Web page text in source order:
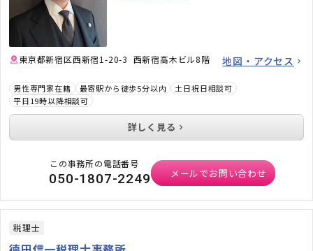
東京都新宿区西新宿1-20-3 西新宿高木ビル8階 地図・アクセス
男性専門家在籍 最寄駅から徒歩5分以内
土日祝日相談可
平日19時以降相談可
詳しく見る
この事務所の電話番号
050-1807-2249 メールでお問い合わせ
税理士